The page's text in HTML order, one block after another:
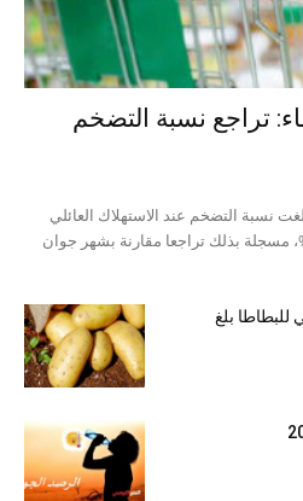
تراجع نسبة التضخم
نسبة التضخم عند الاستهلاك العائلي
شهر جويلية 2026 نسبة 5,1%، مسجلة بذلك تراجعا مقارنة بشهر جوان
للبطاطا بلغ